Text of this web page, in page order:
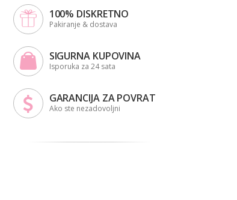
100% DISKRETNO
Pakiranje & dostava
SIGURNA KUPOVINA
Isporuka za 24 sata
GARANCIJA ZA POVRAT
Ako ste nezadovoljni